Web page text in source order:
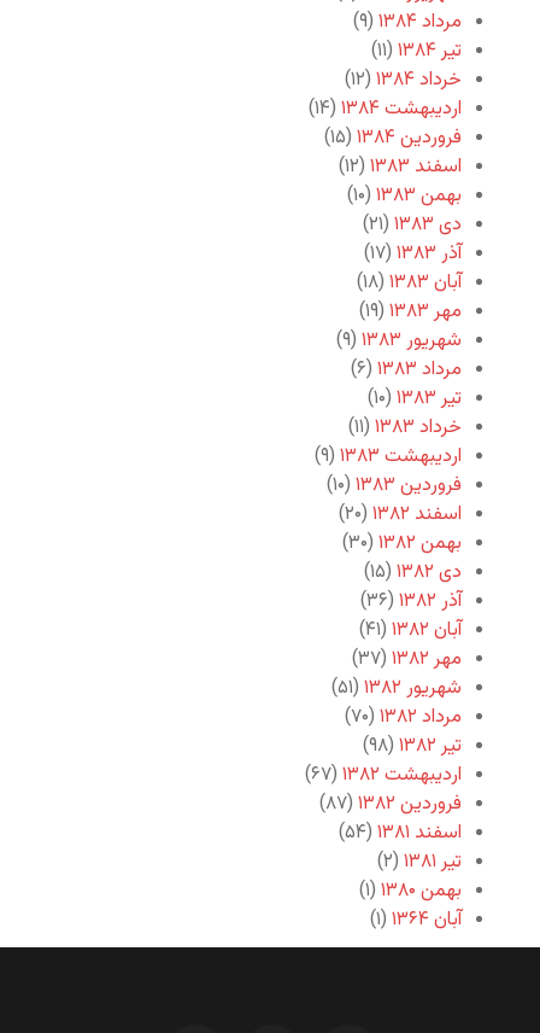
مرداد ۱۳۸۴
(۹)
تیر ۱۳۸۴
(۱۱)
خرداد ۱۳۸۴
(۱۲)
اردیبهشت ۱۳۸۴
(۱۴)
فروردین ۱۳۸۴
(۱۵)
اسفند ۱۳۸۳
(۱۲)
بهمن ۱۳۸۳
(۱۰)
دی ۱۳۸۳
(۲۱)
آذر ۱۳۸۳
(۱۷)
آبان ۱۳۸۳
(۱۸)
مهر ۱۳۸۳
(۱۹)
شهریور ۱۳۸۳
(۹)
مرداد ۱۳۸۳
(۶)
تیر ۱۳۸۳
(۱۰)
خرداد ۱۳۸۳
(۱۱)
اردیبهشت ۱۳۸۳
(۹)
فروردین ۱۳۸۳
(۱۰)
اسفند ۱۳۸۲
(۲۰)
بهمن ۱۳۸۲
(۳۰)
دی ۱۳۸۲
(۱۵)
آذر ۱۳۸۲
(۳۶)
آبان ۱۳۸۲
(۴۱)
مهر ۱۳۸۲
(۳۷)
شهریور ۱۳۸۲
(۵۱)
مرداد ۱۳۸۲
(۷۰)
تیر ۱۳۸۲
(۹۸)
اردیبهشت ۱۳۸۲
(۶۷)
فروردین ۱۳۸۲
(۸۷)
اسفند ۱۳۸۱
(۵۴)
تیر ۱۳۸۱
(۲)
بهمن ۱۳۸۰
(۱)
آبان ۱۳۶۴
(۱)